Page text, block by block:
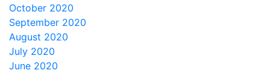
October 2020
September 2020
August 2020
July 2020
June 2020